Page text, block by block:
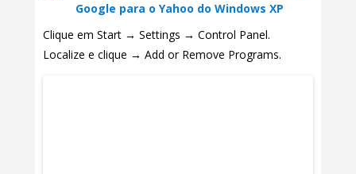
Google para o Yahoo do Windows XP
Clique em Start → Settings → Control Panel.
Localize e clique → Add or Remove Programs.